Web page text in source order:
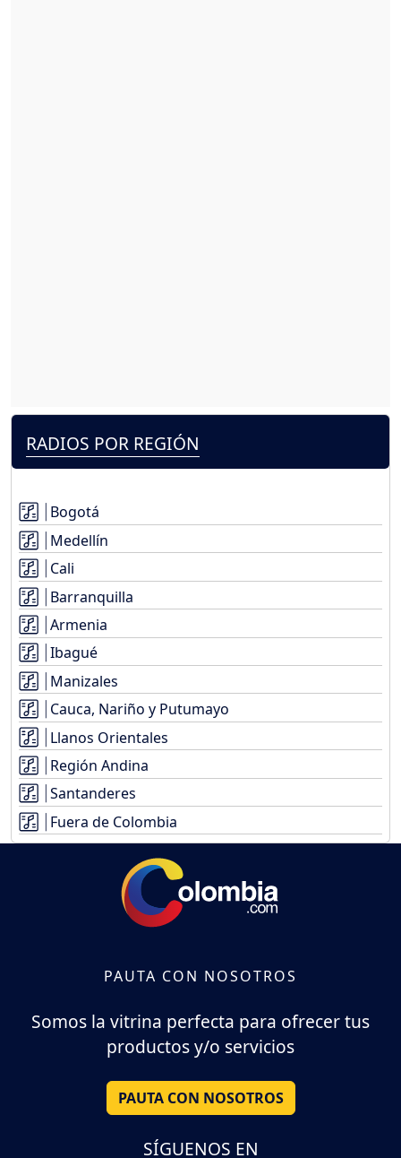
RADIOS POR REGIÓN
Bogotá
Medellín
Cali
Barranquilla
Armenia
Ibagué
Manizales
Cauca, Nariño y Putumayo
Llanos Orientales
Región Andina
Santanderes
Fuera de Colombia
PAUTA CON NOSOTROS
Somos la vitrina perfecta para ofrecer tus
productos y/o servicios
PAUTA CON NOSOTROS
SÍGUENOS EN